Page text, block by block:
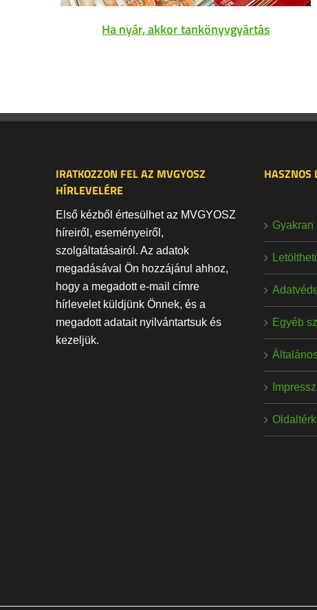
Ha nyár, akkor tankönyvgyártás
IRATKOZZON FEL AZ MVGYOSZ
HÍRLEVELÉRE
Első kézből értesülhet az MVGYOSZ
híreiről, eseményeiről,
szolgáltatásairól. Az adatok
megadásával Ön hozzájárul ahhoz,
hogy a megadott e-mail címre
hírlevelet küldjünk Önnek, és a
megadott adatait nyilvántartsuk és
kezeljük.
HASZNOS
Gyakran
Egyéb